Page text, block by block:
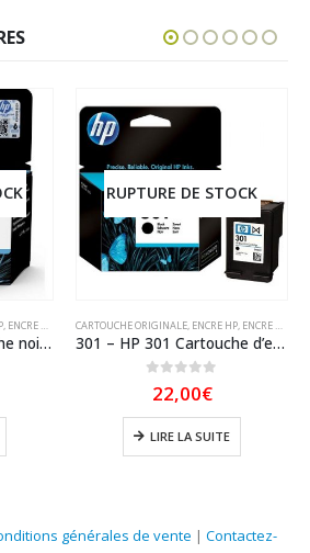
, ENCRE HP ORIGINAL
305 – HP 305 Cartouche noire originale (3YM61AE)HP305
RUPTURE DE STOCK
CARTOUCHE ORIGINALE, ENCRE HP, ENCRE HP ORIGINAL
301 – HP 301 Cartouche d’encre originale(CH561EE) encre vivara HP301
sur 5
22,00€
LIRE LA SUITE
générales de vente | Contactez-